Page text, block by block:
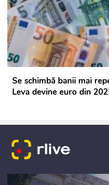
Se schimbă banii mai
Leva devine euro din